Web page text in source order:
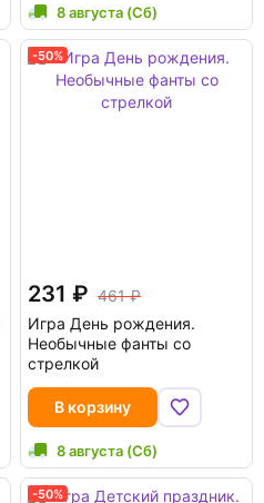
8 августа (Сб)
-50%
231
461
Игра День рождения.
Необычные фанты со
стрелкой
В корзину
8 августа (Сб)
-50%